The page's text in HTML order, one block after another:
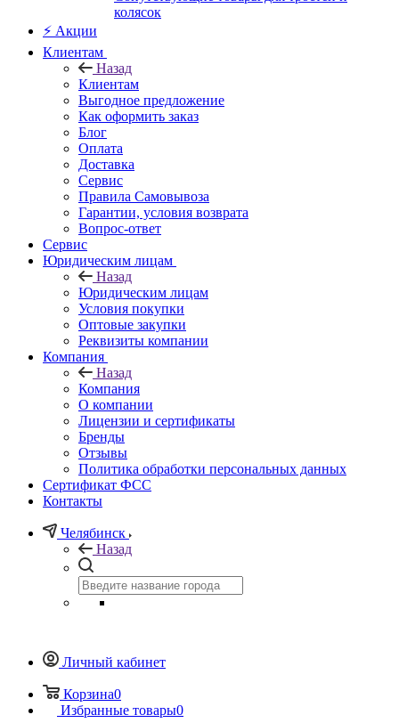
колясок
⚡ Акции
Клиентам
Назад
Клиентам
Выгодное предложение
Как оформить заказ
Блог
Оплата
Доставка
Сервис
Правила Самовывоза
Гарантии, условия возврата
Вопрос-ответ
Сервис
Юридическим лицам
Назад
Юридическим лицам
Условия покупки
Оптовые закупки
Реквизиты компании
Компания
Назад
Компания
О компании
Лицензии и сертификаты
Бренды
Отзывы
Политика обработки персональных данных
Сертификат ФСС
Контакты
Челябинск
Назад
Личный кабинет
Корзина0
Избранные товары0